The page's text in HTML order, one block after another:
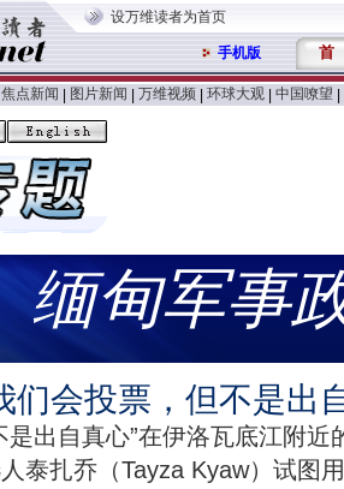
设万维读者为首页
手机版 首
焦点新闻 图片新闻 万维视频 环球大观 中国嘹望
缅甸军事
们会投票，但不是出
是出自真心”在伊洛瓦底江附近
泰扎乔（Tayza Kyaw）试图